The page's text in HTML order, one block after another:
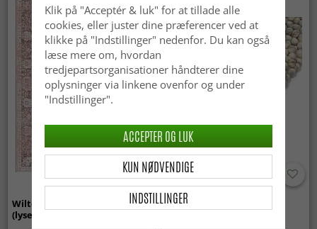
Wilton-tæppe - Gombalia
(lyserød)
Uldtæppe - Avafors Wool
Klik på "Acceptér & luk" for at tillade alle
cookies, eller juster dine præferencer ved at
klikke på "Indstillinger" nedenfor. Du kan også
læse mere om, hvordan
tredjepartsorganisationer håndterer dine
oplysninger via linkene ovenfor og under
"Indstillinger".
INDSTILLINGER
KUN NØDVENDIGE
ACCEPTER OG LUK